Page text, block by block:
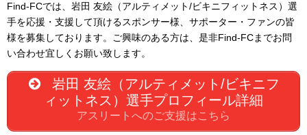
Find-FCでは、岩田 友絵（アルティメット/ビキニフィットネス）選
手を応援・支援して頂けるスポンサー様、サポーター・ファンの皆
様を募集しております。ご興味のある方は、是非Find-FCまでお問
い合わせ宜しくお願い致します。
岩田 友絵（アルティメット/ビキニフ
ィットネス）選手プロフィール詳細
アスリートへのご支援はこちら